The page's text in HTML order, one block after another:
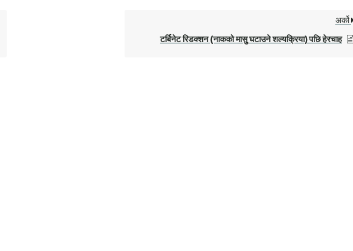
अर्को
टर्बिनेट रिडक्शन (नाकको मासु घटाउने शल्यक्रिया) पछि हेरचाह